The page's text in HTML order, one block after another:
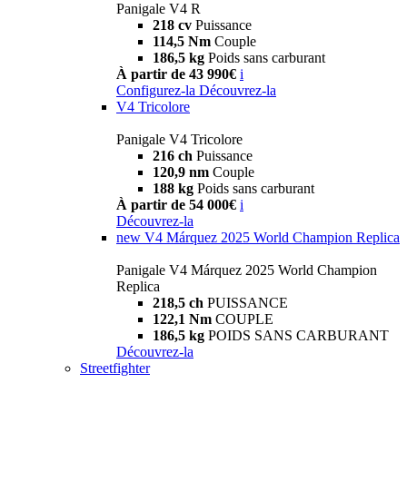
Panigale V4 R
218 cv Puissance
114,5 Nm Couple
186,5 kg Poids sans carburant
À partir de 43 990€ i
Configurez-la Découvrez-la
V4 Tricolore
Panigale V4 Tricolore
216 ch Puissance
120,9 nm Couple
188 kg Poids sans carburant
À partir de 54 000€ i
Découvrez-la
new V4 Márquez 2025 World Champion Replica
Panigale V4 Márquez 2025 World Champion
Replica
218,5 ch PUISSANCE
122,1 Nm COUPLE
186,5 kg POIDS SANS CARBURANT
Découvrez-la
Streetfighter